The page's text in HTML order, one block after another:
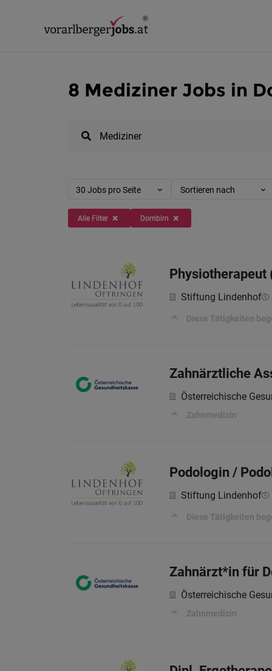
8 Mediziner Jobs in
30 Jobs pro Seite Sortieren nach
Alle Filter Dornbirn
Physiotherapeut
Stiftung Lindenhof
Diese Tätigkeiten
Zahnärztliche
Österreichische
Zahnmedizin
Podologin /
Stiftung Lindenhof
Diese Tätigkeiten
Zahnärzt*in für
Österreichische
Zahnmedizin